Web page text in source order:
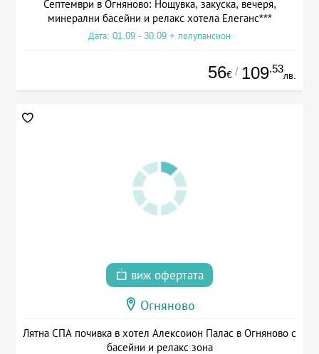
Септември в Огняново: Нощувка, закуска, вечеря,
минерални басейни и релакс хотела Елеганс***
Дата: 01.09 - 30.09 + полупансион
56€ / 109.53
лв.
виж офертата
Огняново
Лятна СПА почивка в хотел Алексоион Палас в Огняново с
басейни и релакс зона